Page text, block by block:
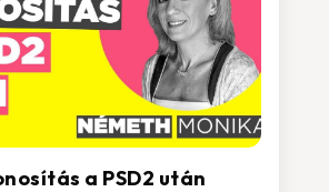
a PSD2 után